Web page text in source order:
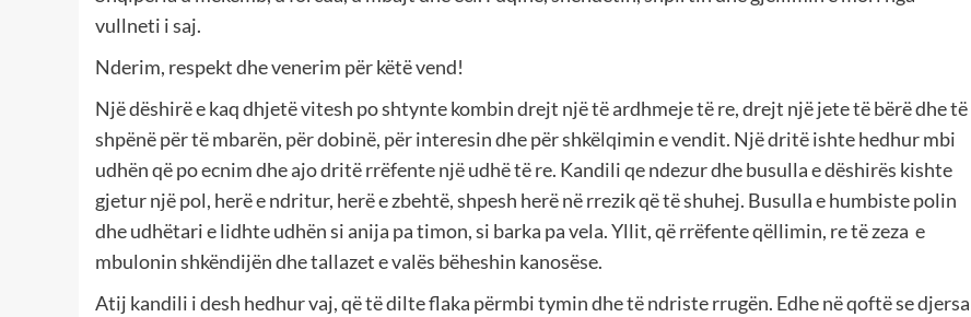
vullneti i saj.
Nderim, respekt dhe venerim për këtë vend!
Një dëshirë e kaq dhjetë vitesh po shtynte kombin drejt një të ardhmeje të re, drejt një jete të bërë dhe të
shpënë për të mbarën, për dobinë, për interesin dhe për shkëlqimin e vendit. Një dritë ishte hedhur mbi
udhën që po ecnim dhe ajo dritë rrëfente një udhë të re. Kandili qe ndezur dhe busulla e dëshirës kishte
gjetur një pol, herë e ndritur, herë e zbehtë, shpesh herë në rrezik që të shuhej. Busulla e humbiste polin
dhe udhëtari e lidhte udhën si anija pa timon, si barka pa vela. Yllit, që rrëfente qëllimin, re të zeza e
mbulonin shkëndijën dhe tallazet e valës bëheshin kanosëse.
Atij kandili i desh hedhur vaj, që të dilte flaka përmbi tymin dhe të ndriste rrugën. Edhe në qoftë se djersa